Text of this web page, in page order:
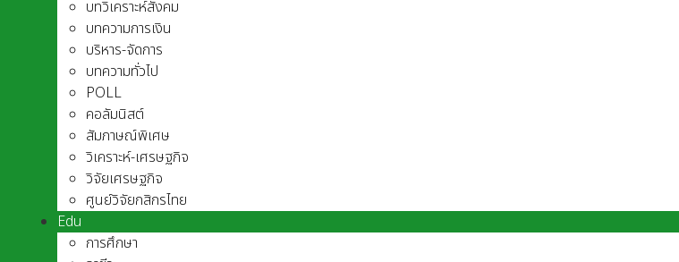
บทวิเคราะห์สังคม
บทความการเงิน
บริหาร-จัดการ
บทความทั่วไป
POLL
คอลัมนิสต์
สัมภาษณ์พิเศษ
วิเคราะห์-เศรษฐกิจ
วิจัยเศรษฐกิจ
ศูนย์วิจัยกสิกรไทย
Edu
การศึกษา